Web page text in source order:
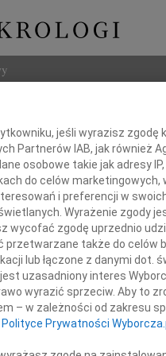
Koleżance
Węgrzyn
jeśli wyrazisz zgodę
Partnerów IAB, jak również
osobowe takie jak adresy
do celów
i preferencji w
Wyrażenie zgody
wycofać zgodę uprzednio
przetwarzane także do celów
lub łączone z danymi dot.
uzasadniony interes
wyrazić sprzeciw. Aby to
– w zależności od zakresu
Polityce Prywatności